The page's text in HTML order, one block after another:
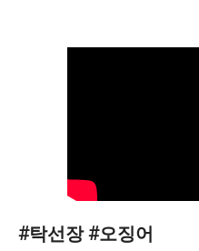
#탁선장 #오징어